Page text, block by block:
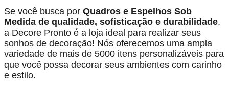
Se você busca por Quadros e Espelhos Sob
Medida de qualidade, sofisticação e durabilidade,
a Decore Pronto é a loja ideal para realizar seus
sonhos de decoração! Nós oferecemos uma ampla
variedade de mais de 5000 itens personalizáveis para
que você possa decorar seus ambientes com carinho
e estilo.